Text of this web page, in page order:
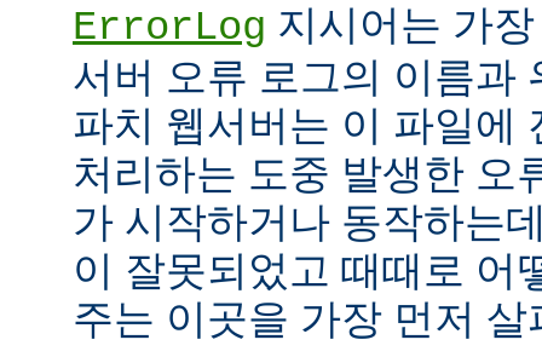
ErrorLog 지시어는 가
서버 오류 로그의 이름과
파치 웹서버는 이 파일에
처리하는 도중 발생한 오
가 시작하거나 동작하는
이 잘못되었고 때때로 어
주는 이곳을 가장 먼저 살